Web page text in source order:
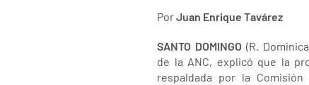
PorJuan Enrique Tavárez
SANTO DOMINGO (R.
de la ANC, explicó que la
respaldada por la